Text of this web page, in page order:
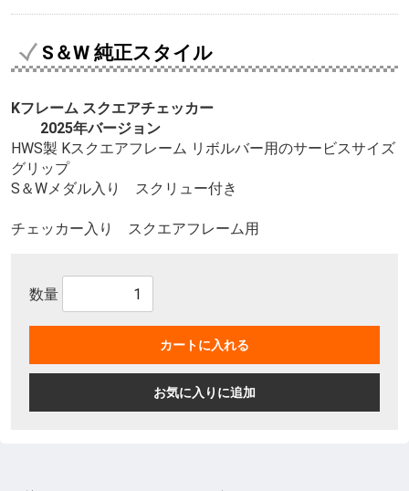
S＆W 純正スタイル
Kフレーム スクエアチェッカー
2025年バージョン
HWS製 Kスクエアフレーム リボルバー用のサービスサイズ
グリップ
S＆Wメダル入り スクリュー付き
チェッカー入り スクエアフレーム用
数量
カートに入れる
お気に入りに追加